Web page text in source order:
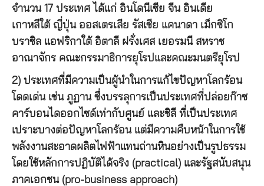
จำนวน 17 ประเทศ ได้แก่ อินโดนีเซีย จีน อินเดีย
เกาหลีใต้ ญี่ปุ่น ออสเตรเลีย รัสเซีย แคนาดา เม็กซิโก
บราซิล แอฟริกาใต้ อิตาลี ฝรั่งเศส เยอรมนี สหราช
อาณาจักร คณะกรรมาธิการยุโรปและคณะมนตรียุโรป
2) ประเทศที่มีความเป็นผู้นำในการแก้ไขปัญหาโลกร้อน
โดดเด่น เช่น ภูฏาน ซึ่งบรรลุการเป็นประเทศที่ปล่อยก๊าซ
คาร์บอนไดออกไซด์เท่ากับศูนย์ และชิลี ที่เป็นประเทศ
เปราะบางต่อปัญหาโลกร้อน แต่มีความคืบหน้าในการใช้
พลังงานสะอาดผลิตไฟฟ้าแทนถ่านหินอย่างเป็นรูปธรรม
โดยใช้หลักการปฏิบัติได้จริง (practical) และรัฐสนับสนุน
ภาคเอกชน (pro-business approach)